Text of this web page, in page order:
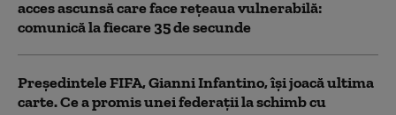
acces ascunsă care face rețeaua vulnerabilă:
comunică la fiecare 35 de secunde
Președintele FIFA, Gianni Infantino, îşi joacă ultima
carte. Ce a promis unei federații la schimb cu